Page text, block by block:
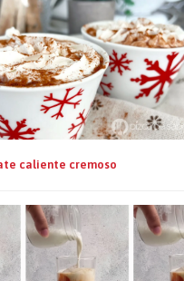
caliente cremoso